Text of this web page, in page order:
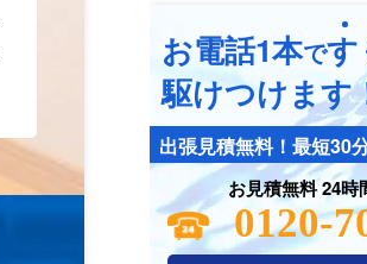
お電話1本です
駆けつけます
出張見積無料！最短30
お見積無料 24時
0120-